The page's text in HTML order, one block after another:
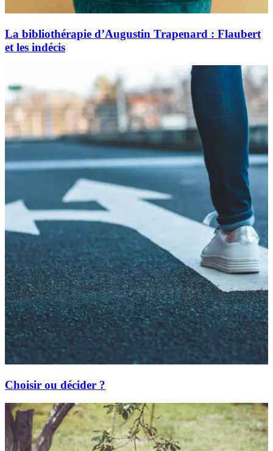
La bibliothérapie d’Augustin Trapenard : Flaubert
et les indécis
Choisir ou décider ?